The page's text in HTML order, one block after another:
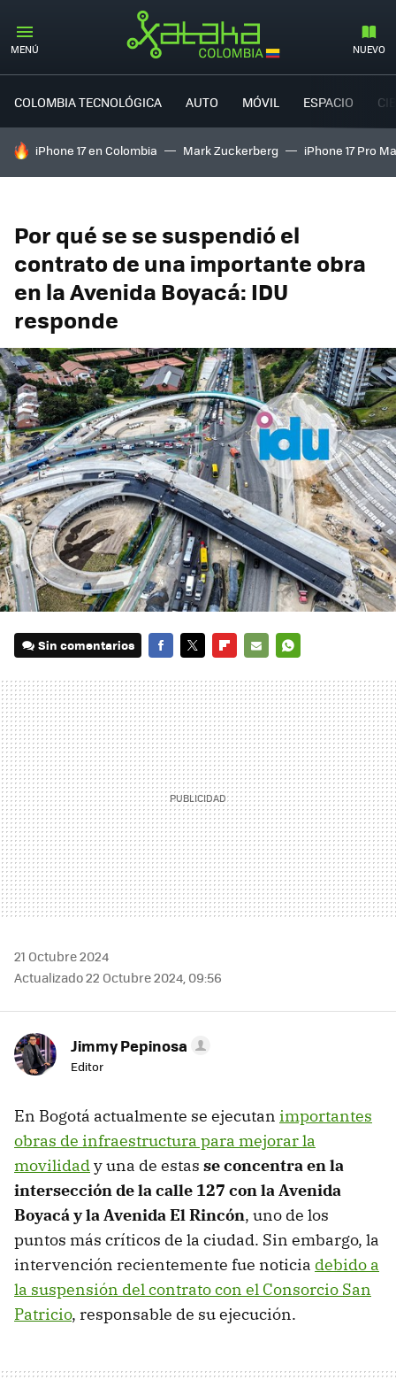
MENÚ NUEVO
COLOMBIA TECNOLÓGICA AUTO MÓVIL ESPACIO
HOY SE HABLA DE
iPhone 17 en Colombia Mark Zuckerberg iPhone 17 Pro
Por qué se se suspendió el
contrato de una importante obra
en la Avenida Boyacá: IDU
responde
Sin comentarios
MAIL
21 Octubre 2024
Actualizado 22 Octubre 2024, 09:56
Jimmy Pepinosa
Editor
En Bogotá actualmente se ejecutan importantes
obras de infraestructura para mejorar la
movilidady una de estas se concentra en la
intersección de la calle 127 con la Avenida
Boyacá y la Avenida El Rincón, uno de los
puntos más críticos de la ciudad. Sin embargo, la
intervención recientemente fue noticia debido a
la suspensión del contrato con el Consorcio San
Patricio, responsable de su ejecución.